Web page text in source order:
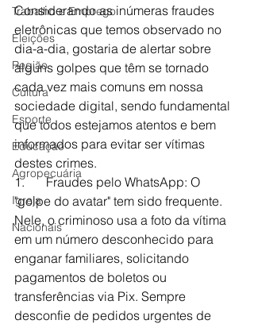
Trabalho e Emprego
Eleições
Região
Cultura
Esporte
Educação
Agropecuária
Igreja
Nacionais
Considerando as inúmeras fraudes
eletrônicas que temos observado no
dia-a-dia, gostaria de alertar sobre
alguns golpes que têm se tornado
cada vez mais comuns em nossa
sociedade digital, sendo fundamental
que todos estejamos atentos e bem
informados para evitar ser vítimas
destes crimes.
1.	Fraudes pelo WhatsApp: O
"golpe do avatar" tem sido frequente.
Nele, o criminoso usa a foto da vítima
em um número desconhecido para
enganar familiares, solicitando
pagamentos de boletos ou
transferências via Pix. Sempre
desconfie de pedidos urgentes de